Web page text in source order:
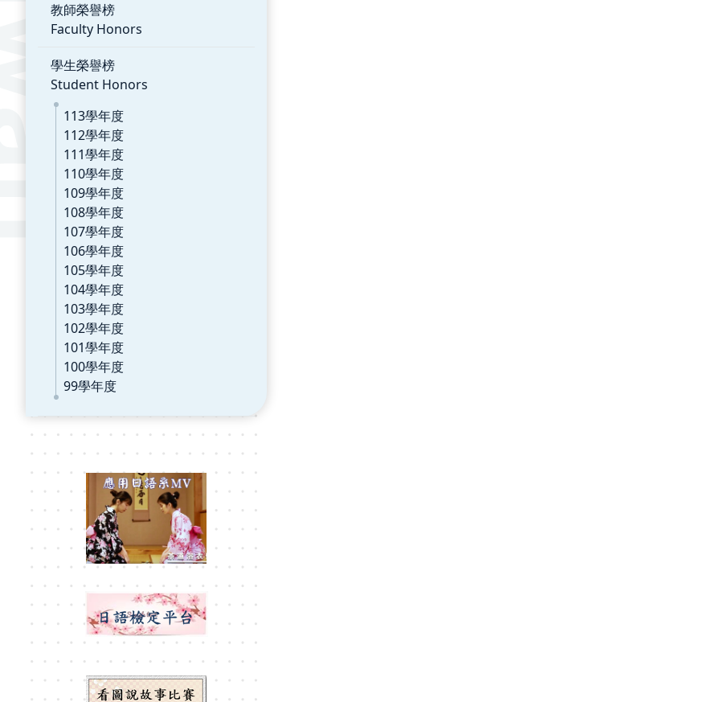
教師榮譽榜
Faculty Honors
學生榮譽榜
Student Honors
113學年度
112學年度
111學年度
110學年度
109學年度
108學年度
107學年度
106學年度
105學年度
104學年度
103學年度
102學年度
101學年度
100學年度
99學年度